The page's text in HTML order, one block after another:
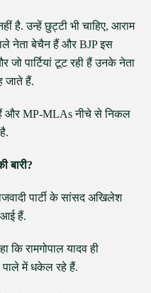
है. उन्हें छुट्टी भी चाहिए, आराम
नेता बेचैन हैं और BJP इस
जो पार्टियां टूट रही हैं उनके नेता
जाते हैं.
हैं और MP-MLAs नीचे से निकल
बारी?
पार्टी के सांसद अखिलेश
आई हैं.
रामगोपाल यादव ही
पाले में धकेल रहे हैं.